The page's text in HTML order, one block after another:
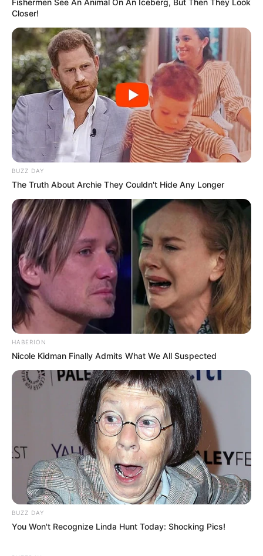
Fishermen See An Animal On An Iceberg, But Then They Look
Closer!
BUZZ DAY
The Truth About Archie They Couldn't Hide Any Longer
HABERION
Nicole Kidman Finally Admits What We All Suspected
BUZZ DAY
You Won't Recognize Linda Hunt Today: Shocking Pics!